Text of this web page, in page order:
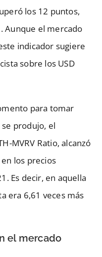
los 12 puntos,
Aunque el mercado
indicador sugiere
sobre los USD
para tomar
produjo, el
MVRV Ratio, alcanzó
los precios
Es decir, en aquella
era 6,61 veces más
el mercado